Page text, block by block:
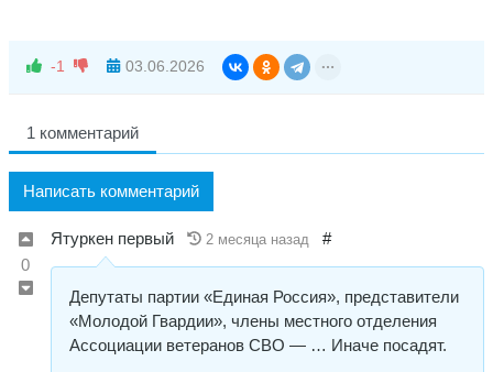
-1 03.06.2026
1 комментарий
Написать комментарий
0
Ятуркен первый 2 месяца назад #
Депутаты партии «Единая Россия», представители
«Молодой Гвардии», члены местного отделения
Ассоциации ветеранов СВО — … Иначе посадят.